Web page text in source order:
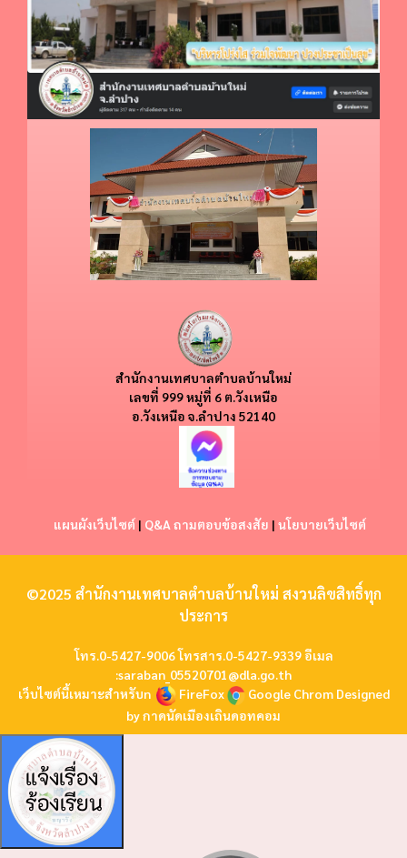
สำนักงานเทศบาลตำบลบ้านใหม่
​​เลขที่ 999 หมู่ที่ 6 ต.วังเหนือ
อ.วังเหนือ จ.ลำปาง 52140
แผนผังเว็บไซต์ | Q&A ถามตอบข้อสงสัย | นโยบายเว็บไซต์
©2025 สำนักงานเทศบาลตำบลบ้านใหม่ สงวนลิขสิทธิ์ทุก
ประการ
โทร.0-5427-9006 โทรสาร.0-5427-9339 อีเมล
:saraban_05520701@dla.go.th
เว็บไซต์นี้เหมาะสำหรับn
FireFox Google Chrom Designed
byกาดนัดเมืองเถินดอทคอม